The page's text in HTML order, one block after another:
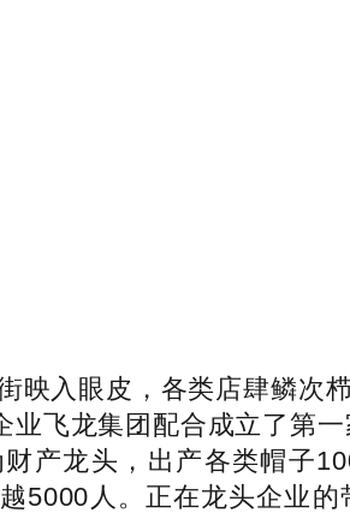
入眼皮，各类店肆鳞次栉
业飞龙集团配合成立了第
产龙头，出产各类帽子
5000人。正在龙头企业